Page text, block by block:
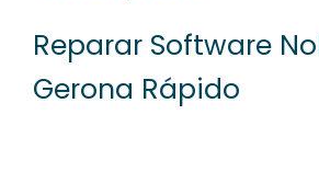
Reparar Software
Gerona Rápido